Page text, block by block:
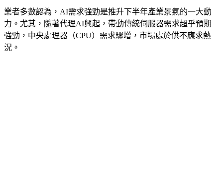
業者多數認為，AI需求強勁是推升下半年產業景氣的一大動
力。尤其，隨著代理AI興起，帶動傳統伺服器需求超乎預期
強勁，中央處理器（CPU）需求驟增，市場處於供不應求熱
況。